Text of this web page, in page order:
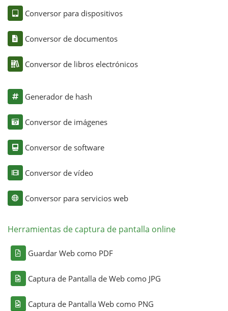
Conversor para dispositivos
Conversor de documentos
Conversor de libros electrónicos
Generador de hash
Conversor de imágenes
Conversor de software
Conversor de vídeo
Conversor para servicios web
Herramientas de captura de pantalla online
Guardar Web como PDF
Captura de Pantalla de Web como JPG
Captura de Pantalla Web como PNG